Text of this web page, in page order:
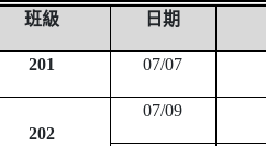
班級 日期
201 07/07
202
07/09